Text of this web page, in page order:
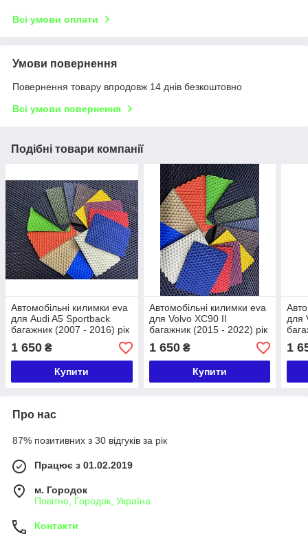
Всі умови оплати
Умови повернення
Повернення товару впродовж 14 днів безкоштовно
Всі умови повернення
Подібні товари компанії
Автомобільні килимки eva
для Audi A5 Sportback
багажник (2007 - 2016) рік
1 650 ₴
Купити
Автомобільні килимки eva
для Volvo XC90 II
багажник (2015 - 2022) рік
1 650₴
Купити
для
1
Про нас
87% позитивних з 30 відгуків за рік
Працює з 01.02.2019
м. Городок
Повітно, Городок, Україна
Контакти